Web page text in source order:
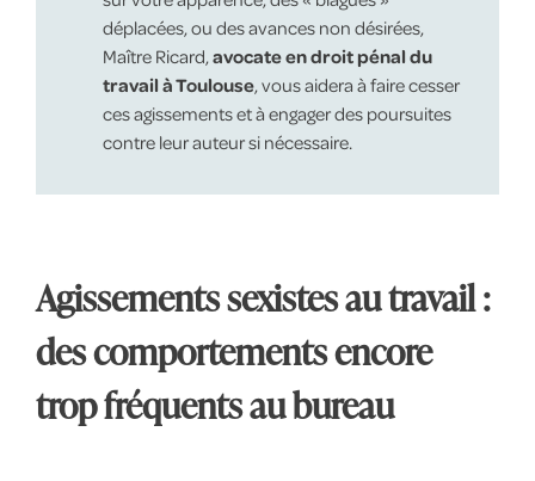
déplacées, ou des avances non désirées,
Maître Ricard,avocate en droit pénal du
travail à Toulouse, vous aidera à faire cesser
ces agissements et à engager des poursuites
contre leur auteur si nécessaire.
Agissements sexistes au travail :
des comportements encore
trop fréquents au bureau